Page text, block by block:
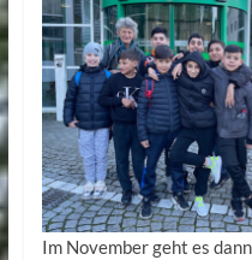
Im November geht es